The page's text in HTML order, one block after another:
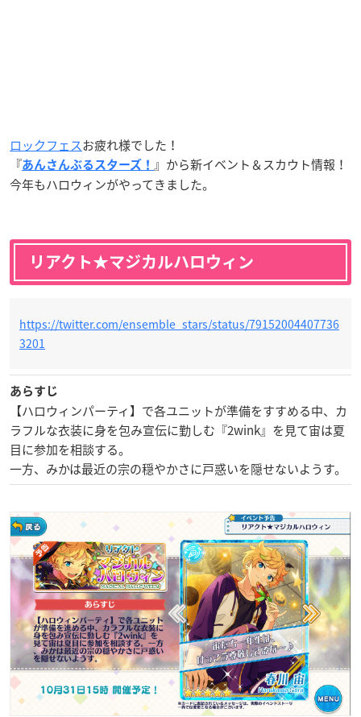
ロックフェスお疲れ様でした！
『あんさんぶるスターズ！ 』から新イベント＆スカウト情報！
今年もハロウィンがやってきました。
リアクト★マジカルハロウィン
https://twitter.com/ensemble_stars/status/79152004407736
3201
あらすじ
【ハロウィンパーティ】で各ユニットが準備をすすめる中、カ
ラフルな衣装に身を包み宣伝に勤しむ『2wink』を見て宙は夏
目に参加を相談する。
一方、みかは最近の宗の穏やかさに戸惑いを隠せないようす。